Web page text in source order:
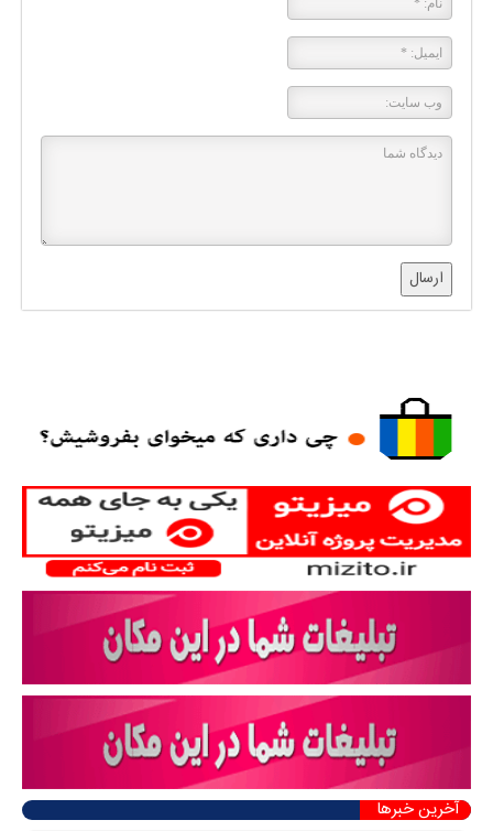
ارسال
آخرین خبرها